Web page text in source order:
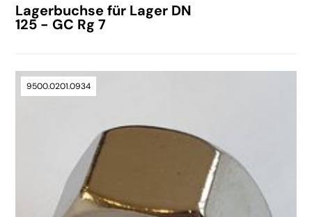
Lagerbuchse für Lager DN
125 - GC Rg 7
9500.0201.0934